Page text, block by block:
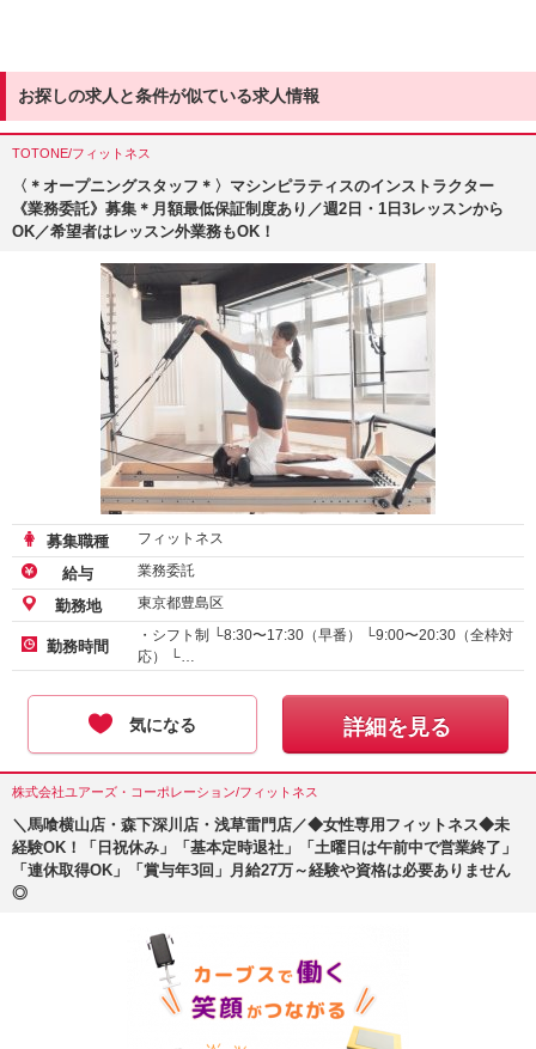
お探しの求人と条件が似ている求人情報
TOTONE/フィットネス
〈＊オープニングスタッフ＊〉マシンピラティスのインストラクター
《業務委託》募集＊月額最低保証制度あり／週2日・1日3レッスンから
OK／希望者はレッスン外業務もOK！
募集職種 フィットネス
給与 業務委託
勤務地 東京都豊島区
勤務時間
・シフト制 └8:30〜17:30（早番） └9:00〜20:30（全枠対
応） └…
気になる 詳細を見る
株式会社ユアーズ・コーポレーション/フィットネス
＼馬喰横山店・森下深川店・浅草雷門店／◆女性専用フィットネス◆未
経験OK！「日祝休み」「基本定時退社」「土曜日は午前中で営業終了」
「連休取得OK」「賞与年3回」月給27万～経験や資格は必要ありません
◎